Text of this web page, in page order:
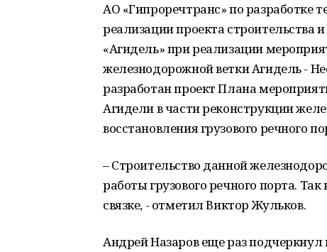
АО «Гипроречтранс» по разработке
реализации проекта строительства
«Агидель» при реализации
железнодорожной ветки Агидель -
разработан проект Плана
Агидели в части реконструкции
восстановления грузового речного
– Строительство данной
работы грузового речного порта.
связке, - отметил Виктор Жульков.
Андрей Назаров еще раз подчеркнул